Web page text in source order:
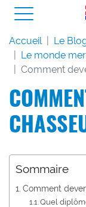
Accueil
Le
Le monde
Comment
Sommaire
Comment
Quel